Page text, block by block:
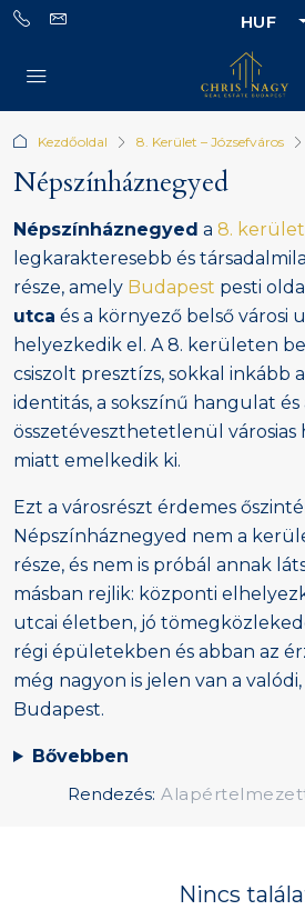
HUF
Kezdőoldal 8. Kerület – Józsefváros
Népszínháznegyed
Népszínháznegyed a 8. kerület
legkarakteresebb és
része, amely Budapest pesti
utca és a környező belső városi
helyezkedik el. A 8. kerületen
csiszolt presztízs, sokkal inkább
identitás, a sokszínű hangulat és
összetéveszthetetlenül
miatt emelkedik ki.
Ezt a városrészt érdemes
Népszínháznegyed nem a
része, és nem is próbál annak
másban rejlik: központi
utcai életben, jó
régi épületekben és abban az
még nagyon is jelen van a
Budapest.
Bővebben
Rendezés:
Nincs